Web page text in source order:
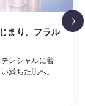
まり。フラル
ンシャルに着
満ちた肌へ。